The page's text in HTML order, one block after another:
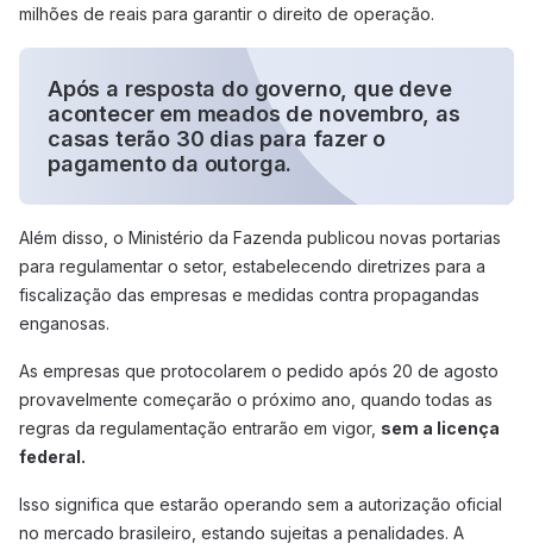
milhões de reais para garantir o direito de operação.
Após a resposta do governo, que deve
acontecer em meados de novembro, as
casas terão 30 dias para fazer o
pagamento da outorga.
Além disso, o Ministério da Fazenda publicou novas portarias
para regulamentar o setor, estabelecendo diretrizes para a
fiscalização das empresas e medidas contra propagandas
enganosas.
As empresas que protocolarem o pedido após 20 de agosto
provavelmente começarão o próximo ano, quando todas as
regras da regulamentação entrarão em vigor, sem a licença
federal.
Isso significa que estarão operando sem a autorização oficial
no mercado brasileiro, estando sujeitas a penalidades. A